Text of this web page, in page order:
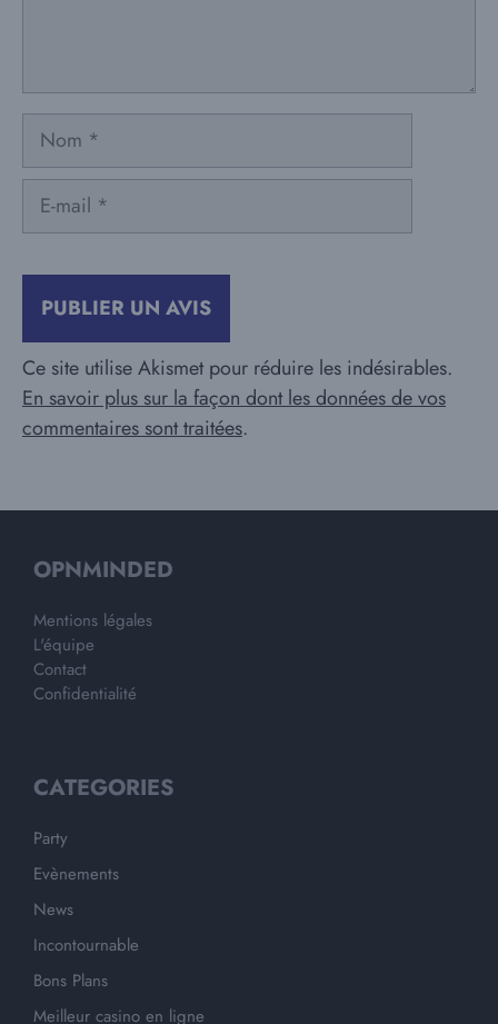
Nom
mail
Ce site utilise Akismet pour réduire les indésirables.
En savoir plus sur la façon dont les données de vos
commentaires sont traitées.
OPNMINDED
Mentions légales
L'équipe
Contact
Confidentialité
CATEGORIES
Party
Evènements
News
Incontournable
Bons Plans
Meilleur casino en ligne